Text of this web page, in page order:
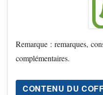
Remarque : remarques,
complémentaires.
CONTENU DU